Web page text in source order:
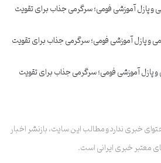
و پازل آموزشی فومی؛ سرگرمی جذاب برای تقویت
و پازل آموزشی فومی؛ سرگرمی جذاب برای تقویت
پازل آموزشی فومی؛ سرگرمی جذاب برای تقویت
خبری ندارد و مطالب این سایت، بازنشر اخبار
معتبر خبری ایرانی است.